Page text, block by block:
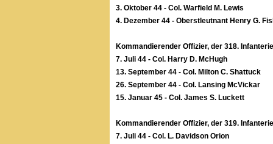
3. Oktober 44 - Col. Warfield M. Lewis
4. Dezember 44 - Oberstleutnant Henry G.
Kommandierender Offizier, der 318.
7. Juli 44 - Col. Harry D. McHugh
13. September 44 - Col. Milton C. Shattuck
26. September 44 - Col. Lansing McVickar
15. Januar 45 - Col. James S. Luckett
Kommandierender Offizier, der 319.
7. Juli 44 - Col. L. Davidson Orion